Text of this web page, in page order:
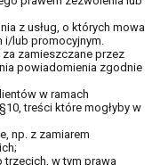
z usług, o których mowa
i/lub promocyjnym.
zamieszczane przez
powiadomienia zgodnie
w ramach
treści które mogłyby w
np. z zamiarem
w tym prawa